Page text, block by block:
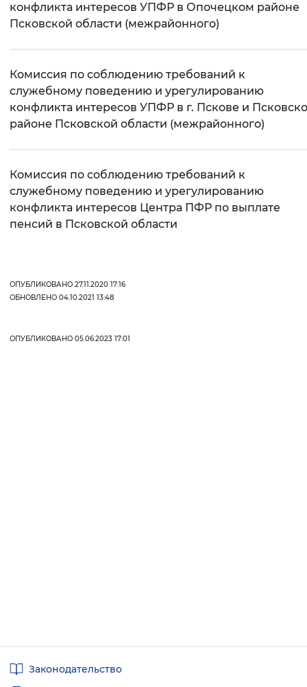
конфликта интересов УПФР в Опочецком районе
Псковской области (межрайонного)
Комиссия по соблюдению требований к
служебному поведению и урегулированию
конфликта интересов УПФР в г. Пскове и
районе Псковской области (межрайонного)
Комиссия по соблюдению требований к
служебному поведению и урегулированию
конфликта интересов Центра ПФР по выплате
пенсий в Псковской области
ОПУБЛИКОВАНО 27.11.2020 17:16
ОБНОВЛЕНО 04.10.2021 13:48
ОПУБЛИКОВАНО 05.06.2023 17:01
ссылкиЗаконодательство